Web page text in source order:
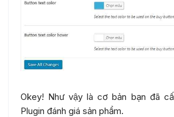
Okey! Như vậy là cơ bản bạn đã
Plugin đánh giá sản phẩm.